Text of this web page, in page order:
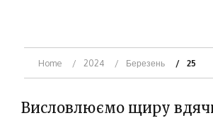
Home 2024 Березень 25
Висловлюємо щиру